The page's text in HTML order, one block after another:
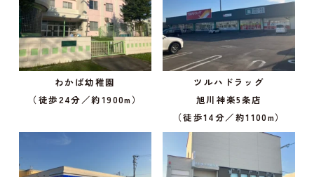
わかば幼稚園
（徒歩24分／約1900m）
ツルハドラッグ
旭川神楽5条店
（徒歩14分／約1100m）